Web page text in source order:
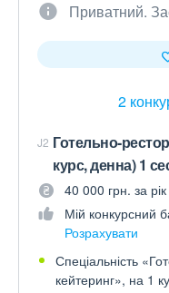
Приватний.
2
J2 Готельно-
курс, денна) 1
40 000 грн. за рік
Мій конкурсний
Розрахувати
Спеціальність
кейтеринг», на 1